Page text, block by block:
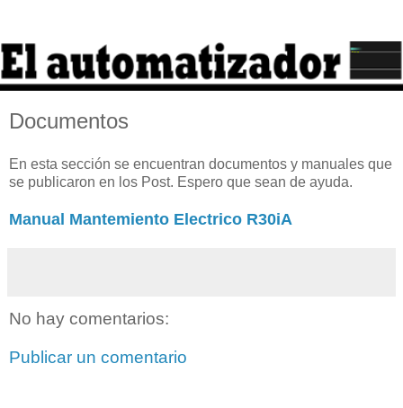
Documentos
En esta sección se encuentran documentos y manuales que
se publicaron en los Post. Espero que sean de ayuda.
Manual Mantemiento Electrico R30iA
No hay comentarios:
Publicar un comentario